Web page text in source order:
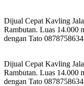
Dijual Cepat Kavling
Rambutan. Luas 14.000
dengan Tato
Dijual Cepat Kavling
Rambutan. Luas 14.000
dengan Tato